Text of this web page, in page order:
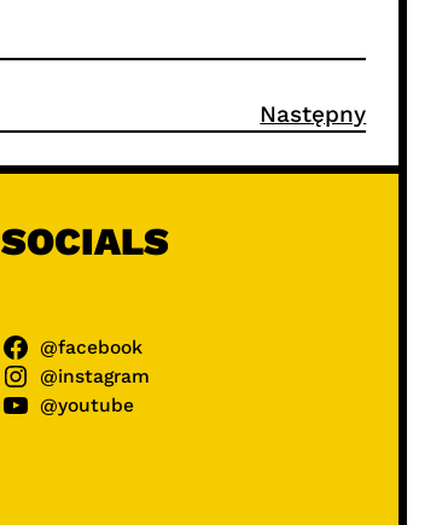
Następny
SOCIALS
@facebook
@instagram
@youtube